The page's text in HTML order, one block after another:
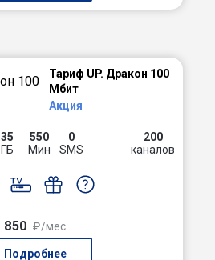
Тариф UP. Дракон 100
Мбит
Акция
35
ГБ
550
Мин
0
SMS
200
каналов
850 ₽/мес
Подробнее